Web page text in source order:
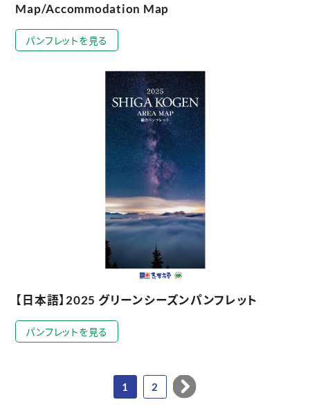
Map/Accommodation Map
パンフレットを見る
【日本語】2025 グリーンシーズンパンフレット
パンフレットを見る
1 2